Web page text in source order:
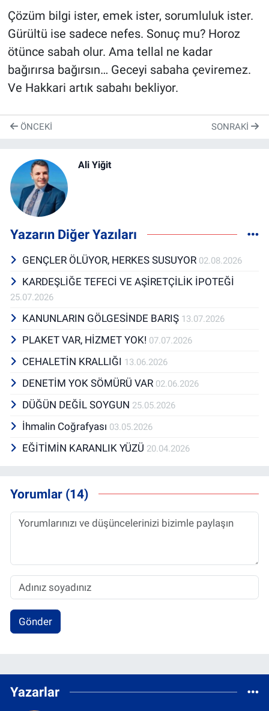
Çözüm bilgi ister, emek ister, sorumluluk ister.
Gürültü ise sadece nefes. Sonuç mu? Horoz
ötünce sabah olur. Ama tellal ne kadar
bağırırsa bağırsın… Geceyi sabaha çeviremez.
Ve Hakkari artık sabahı bekliyor.
ÖNCEKI SONRAKI
Ali Yiğit
Yazarın Diğer Yazıları
GENÇLER ÖLÜYOR, HERKES SUSUYOR 02.08.2026
KARDEŞLİĞE TEFECİ VE AŞİRETÇİLİK İPOTEĞİ
25.07.2026
KANUNLARIN GÖLGESİNDE BARIŞ 13.07.2026
PLAKET VAR, HİZMET YOK! 07.07.2026
CEHALETİN KRALLIĞI 13.06.2026
DENETİM YOK SÖMÜRÜ VAR 02.06.2026
DÜĞÜN DEĞİL SOYGUN 25.05.2026
İhmalin Coğrafyası 03.05.2026
EĞİTİMİN KARANLIK YÜZÜ 20.04.2026
Yorumlar (14)
Gönder
Yazarlar